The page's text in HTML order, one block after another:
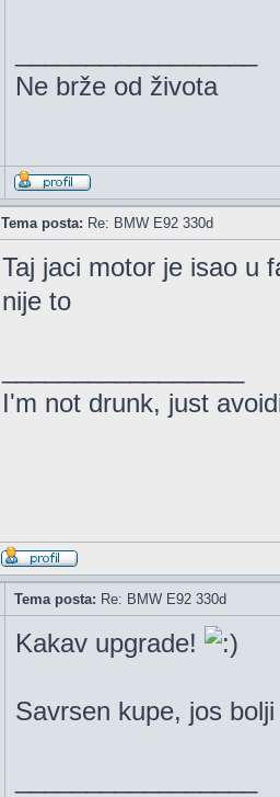
Ne brže od života
Tema posta: Re: BMW E92 330d
Taj jaci motor je isao u
nije to
I'm not drunk, just
Tema posta: Re: BMW E92 330d
Kakav upgrade!
Savrsen kupe, jos